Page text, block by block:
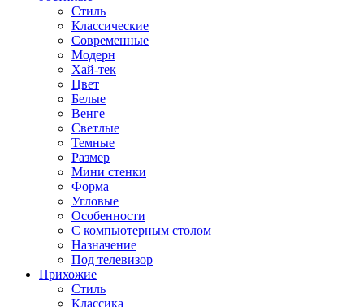
Стиль
Классические
Современные
Модерн
Хай-тек
Цвет
Белые
Венге
Светлые
Темные
Размер
Мини стенки
Форма
Угловые
Особенности
С компьютерным столом
Назначение
Под телевизор
Прихожие
Стиль
Классика